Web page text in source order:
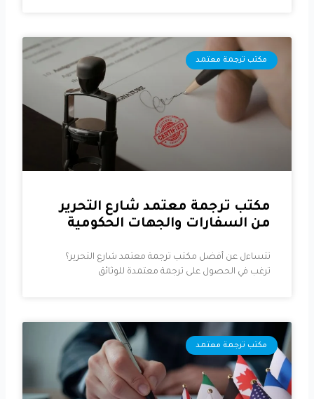
مكتب ترجمة معتمد
مكتب ترجمة معتمد شارع التحرير
من السفارات والجهات الحكومية
تتساءل عن أفضل مكتب ترجمة معتمد شارع التحرير؟
ترغب في الحصول على ترجمة معتمدة للوثائق
مكتب ترجمة معتمد